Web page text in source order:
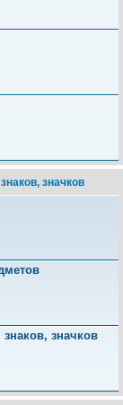
значков
значков